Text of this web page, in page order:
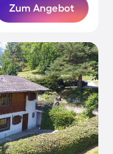
Zum Angebot